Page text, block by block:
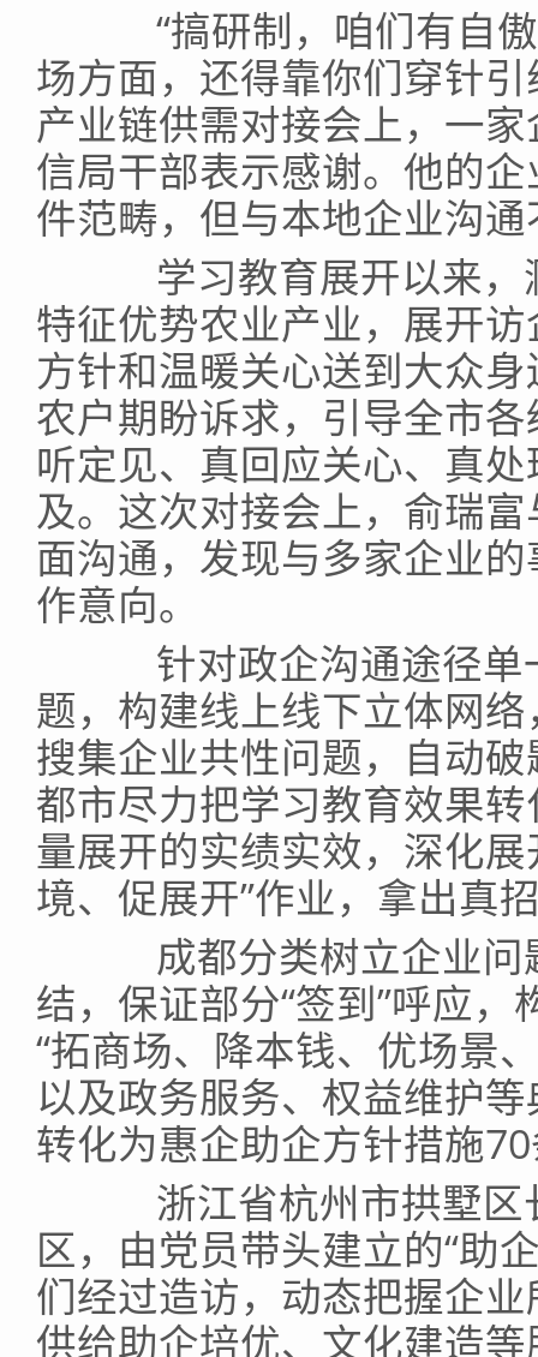
“搞研制，咱们有自傲
场方面，还得靠你们穿针
产业链供需对接会上，一
信局干部表示感谢。他的
件范畴，但与本地企业沟
学习教育展开以来，
特征优势农业产业，展开
方针和温暖关心送到大众
农户期盼诉求，引导全市
听定见、真回应关心、真
及。这次对接会上，俞瑞
面沟通，发现与多家企业
作意向。
针对政企沟通途径单
题，构建线上线下立体网
搜集企业共性问题，自动
都市尽力把学习教育效果
量展开的实绩实效，深化
境、促展开”作业，拿出真
成都分类树立企业问
结，保证部分“签到”呼应
“拓商场、降本钱、优场景
以及政务服务、权益维护
转化为惠企助企方针措施
浙江省杭州市拱墅区
区，由党员带头建立的“助
们经过造访，动态把握企
供给助企培优、文化建造